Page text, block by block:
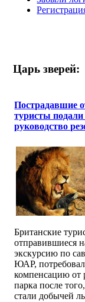
Царь зверей:
Пострадавшие
туристы подали
руководство
Британские
отправившиеся
экскурсию по
ЮАР,
компенсацию от
парка после
стали добычей